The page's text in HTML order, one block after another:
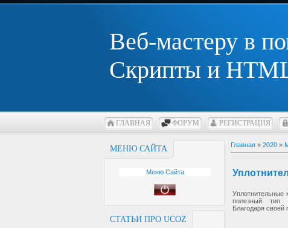
Веб-мастеру в
Скрипты и
ГЛАВНАЯ ФОРУМ РЕГИСТРАЦИЯ
МЕНЮ САЙТА
Меню Сайта
СТАТЬИ ПРО UCOZ
Главная » 2020 »
Уплотнительные
полезный тип
Благодаря своей